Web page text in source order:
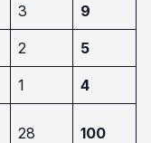
3 9
2 5
1 4
28 100